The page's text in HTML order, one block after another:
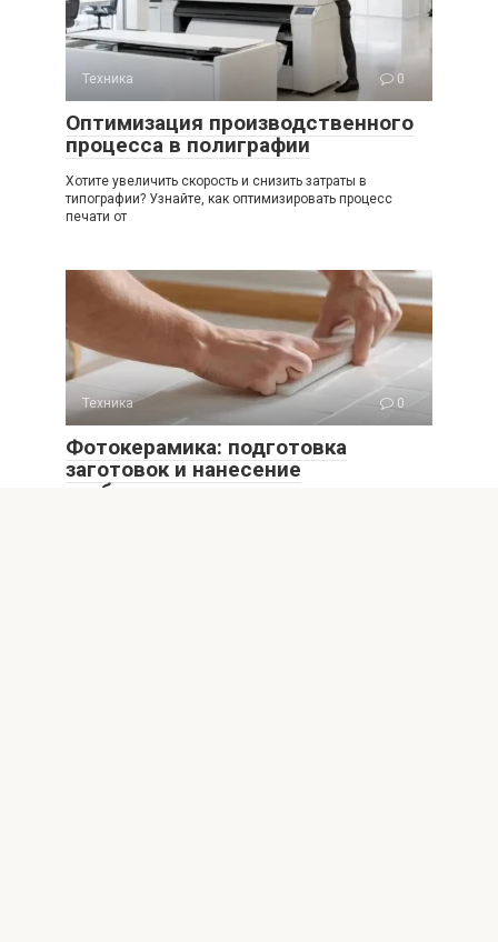
Техника 0
Оптимизация производственного
процесса в полиграфии
Хотите увеличить скорость и снизить затраты в
типографии? Узнайте, как оптимизировать процесс
печати от
Техника 0
Фотокерамика: подготовка
заготовок и нанесение
изображения